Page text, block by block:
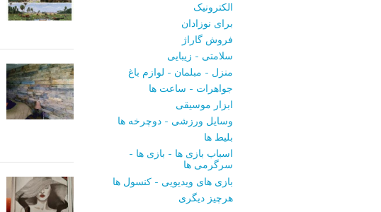
الکترونیک
برای نوزادان
فروش گاراژ
سلامتی - زیبایی
منزل - مبلمان - لوازم باغ
جواهرات - ساعت ‌ها
ابزار موسیقی
وسایل ورزشی - دوچرخه ‌ها
بلیط‌ ها
اسباب‌ بازی ها - بازی ها -
سرگرمی ‌ها
بازی‌ های ویدیویی - کنسول‌ ها
هرچیز دیگری